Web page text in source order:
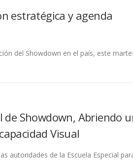
estratégica y agenda
del Showdown en el país, este
Showdown, Abriendo
Visual
autoridades de la Escuela Especial